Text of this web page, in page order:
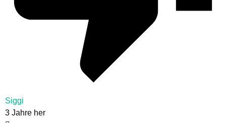
Siggi
3 Jahre her